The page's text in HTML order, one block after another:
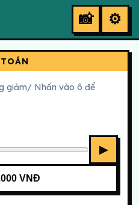
📸 ⚙
giảm/ Nhấn vào ô để
▶